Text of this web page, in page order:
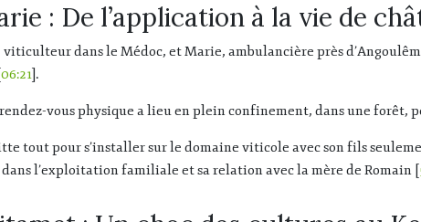
: De l’application à la vie de
dans le Médoc, et Marie, ambulancière près
06:21].
vous physique a lieu en plein confinement, dans une forêt,
tout pour s’installer sur le domaine viticole avec son fils
l’exploitation familiale et sa relation avec la mère de Romain [